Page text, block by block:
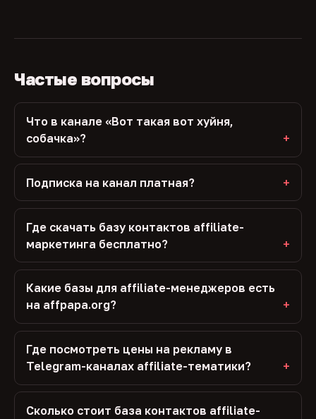
Частые вопросы
Что в канале «Вот такая вот хуйня,
собачка»?
Подписка на канал платная?
Где скачать базу контактов affiliate-
маркетинга бесплатно?
Какие базы для affiliate-менеджеров есть
на affpapa.org?
Где посмотреть цены на рекламу в
Telegram-каналах affiliate-тематики?
Сколько стоит база контактов affiliate-